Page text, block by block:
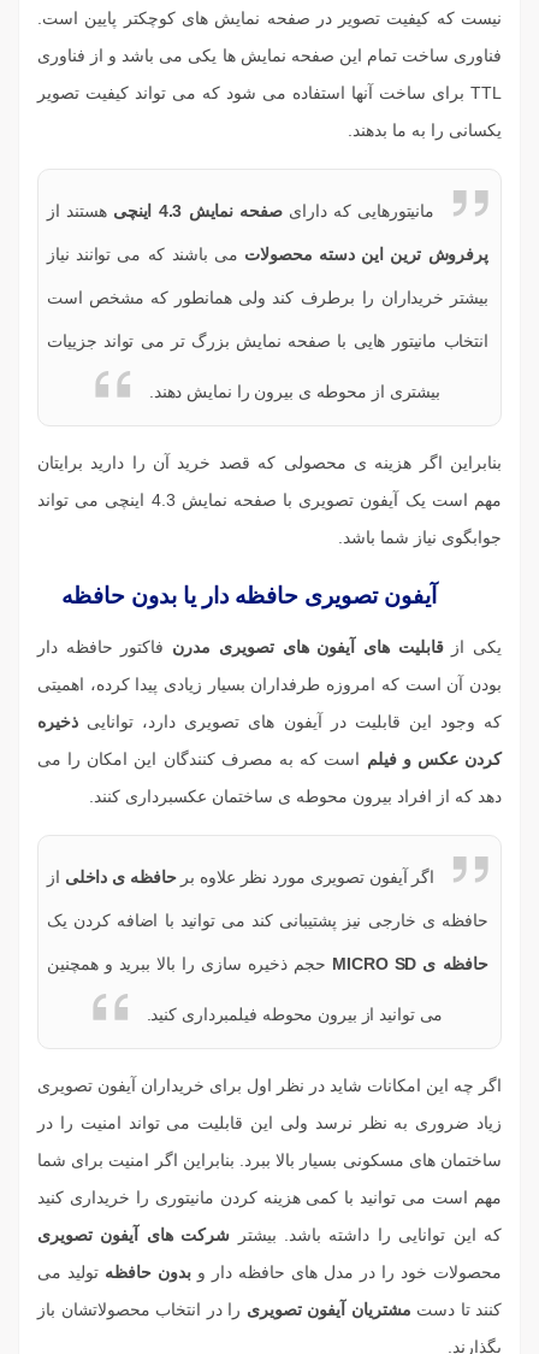
نیست که کیفیت تصویر در صفحه نمایش های کوچکتر پایین است.
فناوری ساخت تمام این صفحه نمایش ها یکی می باشد و از فناوری
TTL برای ساخت آنها استفاده می شود که می تواند کیفیت تصویر
یکسانی را به ما بدهند.
مانیتورهایی که دارای صفحه نمایش 4.3 اینچی هستند از
پرفروش ترین این دسته محصولات می باشند که می توانند نیاز
بیشتر خریداران را برطرف کند ولی همانطور که مشخص است
انتخاب مانیتور هایی با صفحه نمایش بزرگ تر می تواند جزییات
بیشتری از محوطه ی بیرون را نمایش دهند.
بنابراین اگر هزینه ی محصولی که قصد خرید آن را دارید برایتان
مهم است یک آیفون تصویری با صفحه نمایش 4.3 اینچی می تواند
جوابگوی نیاز شما باشد.
آیفون تصویری حافظه دار یا بدون حافظه
یکی ازقابلیت های آیفون های تصویری مدرن فاکتور حافظه دار
بودن آن است که امروزه طرفداران بسیار زیادی پیدا کرده، اهمیتی
که وجود این قابلیت در آیفون های تصویری دارد، توانایی ذخیره
کردن عکس و فیلم است که به مصرف کنندگان این امکان را می
دهد که از افراد بیرون محوطه ی ساختمان عکسبرداری کنند.
اگر آیفون تصویری مورد نظر علاوه برحافظه ی داخلی از
حافظه ی خارجی نیز پشتیبانی کند می توانید با اضافه کردن یک
حافظه ی MICRO SD حجم ذخیره سازی را بالا ببرید و همچنین
می توانید از بیرون محوطه فیلمبرداری کنید.
اگر چه این امکانات شاید در نظر اول برای خریداران آیفون تصویری
زیاد ضروری به نظر نرسد ولی این قابلیت می تواند امنیت را در
ساختمان های مسکونی بسیار بالا ببرد. بنابراین اگر امنیت برای شما
مهم است می توانید با کمی هزینه کردن مانیتوری را خریداری کنید
که این توانایی را داشته باشد. بیشتر شرکت های آیفون تصویری
محصولات خود را در مدل های حافظه دار و بدون حافظه تولید می
کنند تا دست مشتریان آیفون تصویری را در انتخاب محصولاتشان باز
بگذارند.